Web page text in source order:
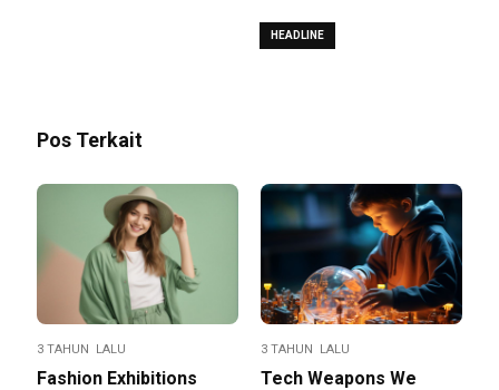
HEADLINE
Pos Terkait
3 TAHUN LALU
Fashion Exhibitions
3 TAHUN LALU
Tech Weapons We